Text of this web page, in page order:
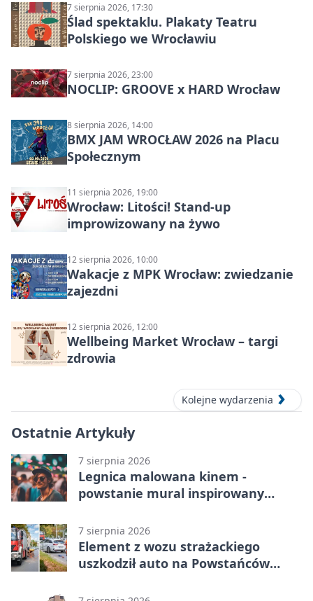
7 sierpnia 2026, 17:30
Ślad spektaklu. Plakaty Teatru
Polskiego we Wrocławiu
7 sierpnia 2026, 23:00
NOCLIP: GROOVE x HARD Wrocław
8 sierpnia 2026, 14:00
BMX JAM WROCŁAW 2026 na Placu
Społecznym
11 sierpnia 2026, 19:00
Wrocław: Litości! Stand-up
improwizowany na żywo
12 sierpnia 2026, 10:00
Wakacje z MPK Wrocław: zwiedzanie
zajezdni
12 sierpnia 2026, 12:00
Wellbeing Market Wrocław – targi
zdrowia
Kolejne wydarzenia
Ostatnie Artykuły
7 sierpnia 2026
Legnica malowana kinem -
powstanie mural inspirowany
7 sierpnia 2026
Element z wozu strażackiego
uszkodził auto na Powstańców